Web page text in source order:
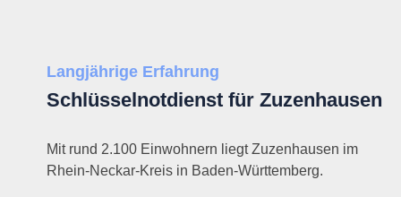
Langjährige Erfahrung
Schlüsselnotdienst für Zuzenhausen
Mit rund 2.100 Einwohnern liegt Zuzenhausen im
Rhein-Neckar-Kreis in Baden-Württemberg.